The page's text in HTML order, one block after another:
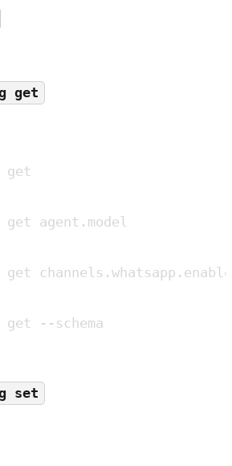
get
get
agent.model
--schema
set